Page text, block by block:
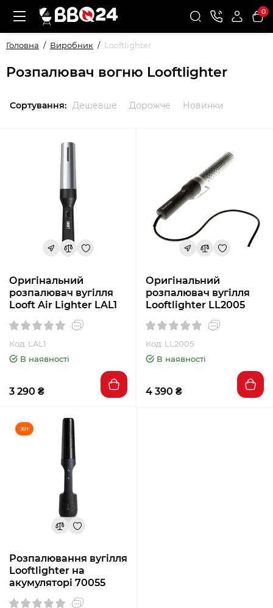
0
Головна Виробник Looftlighter
Розпалювач вогню Looftlighter
Сортування: Дешевше Дорожче Новинки
Оригінальний
розпалювач вугілля
Looft Air Lighter LAL1
Код: LAL1
В наявності
3 290 ₴
Оригінальний
розпалювач вугілля
Looftlighter LL2005
Код: LL2005
В наявності
4 390 ₴
Хіт
Розпалювання вугілля
Looftlighter на
акумуляторі 70055